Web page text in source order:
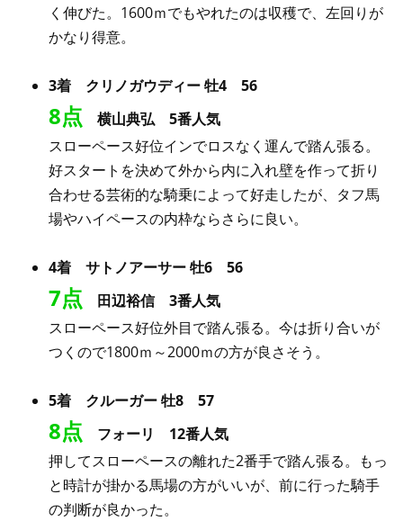
く伸びた。1600ｍでもやれたのは収穫で、左回りが
かなり得意。
3着 クリノガウディー 牡4 56
8点 横山典弘 5番人気
スローペース好位インでロスなく運んで踏ん張る。
好スタートを決めて外から内に入れ壁を作って折り
合わせる芸術的な騎乗によって好走したが、タフ馬
場やハイペースの内枠ならさらに良い。
4着 サトノアーサー 牡6 56
7点 田辺裕信 3番人気
スローペース好位外目で踏ん張る。今は折り合いが
つくので1800ｍ～2000ｍの方が良さそう。
5着 クルーガー 牡8 57
8点 フォーリ 12番人気
押してスローペースの離れた2番手で踏ん張る。もっ
と時計が掛かる馬場の方がいいが、前に行った騎手
の判断が良かった。